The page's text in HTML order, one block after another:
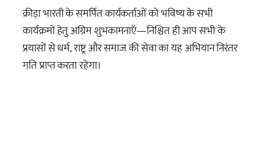
क्रीड़ा भारती के समर्पित कार्यकर्ताओं को भविष्य के सभी
कार्यक्रमों हेतु अग्रिम शुभकामनाएँ—निश्चित ही आप सभी के
प्रयासों से धर्म, राष्ट्र और समाज की सेवा का यह अभियान निरंतर
गति प्राप्त करता रहेगा।